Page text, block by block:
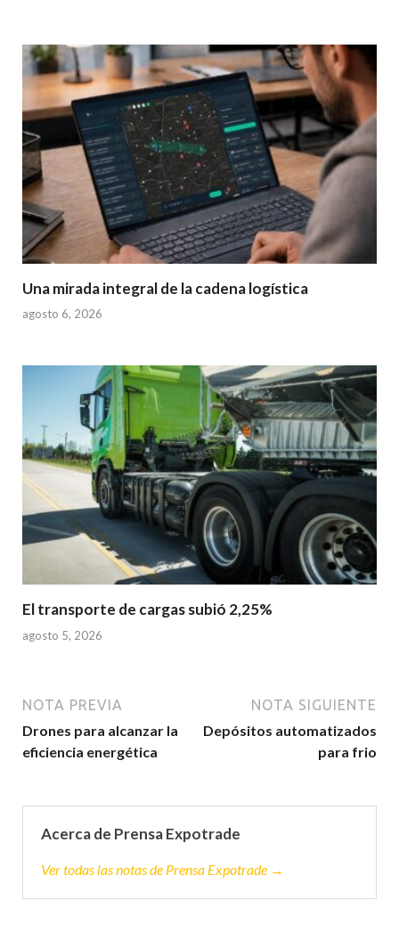
Una mirada integral de la cadena logística
agosto 6, 2026
El transporte de cargas subió 2,25%
agosto 5, 2026
NOTA PREVIA
Drones para alcanzar la
eficiencia energética
NOTA SIGUIENTE
Depósitos automatizados
para frio
Acerca de Prensa Expotrade
Ver todas las notas de Prensa Expotrade →